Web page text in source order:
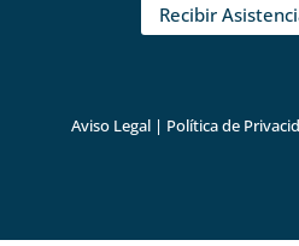
Recibir
Aviso Legal | Política de